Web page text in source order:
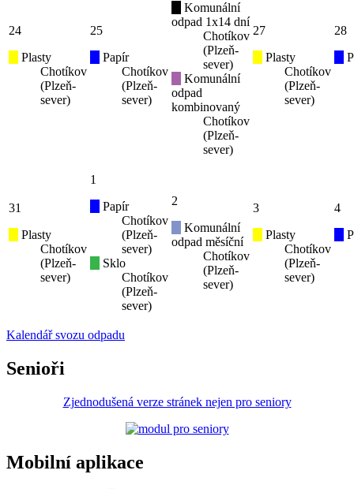
24
Plasty
Chotíkov
(Plzeň-
sever)
25
Papír
Chotíkov
(Plzeň-
sever)
Komunální
odpad 1x14 dní
Chotíkov
(Plzeň-
sever)
Komunální
odpad
kombinovaný
Chotíkov
(Plzeň-
sever)
27
Plasty
Chotíkov
(Plzeň-
sever)
28
31
Plasty
Chotíkov
(Plzeň-
sever)
1
Papír
Chotíkov
(Plzeň-
sever)
Sklo
Chotíkov
(Plzeň-
sever)
2
Komunální
odpad měsíční
Chotíkov
(Plzeň-
sever)
3
Plasty
Chotíkov
(Plzeň-
sever)
4
Kalendář svozu odpadu
Senioři
Zjednodušená verze stránek nejen pro seniory
Mobilní aplikace